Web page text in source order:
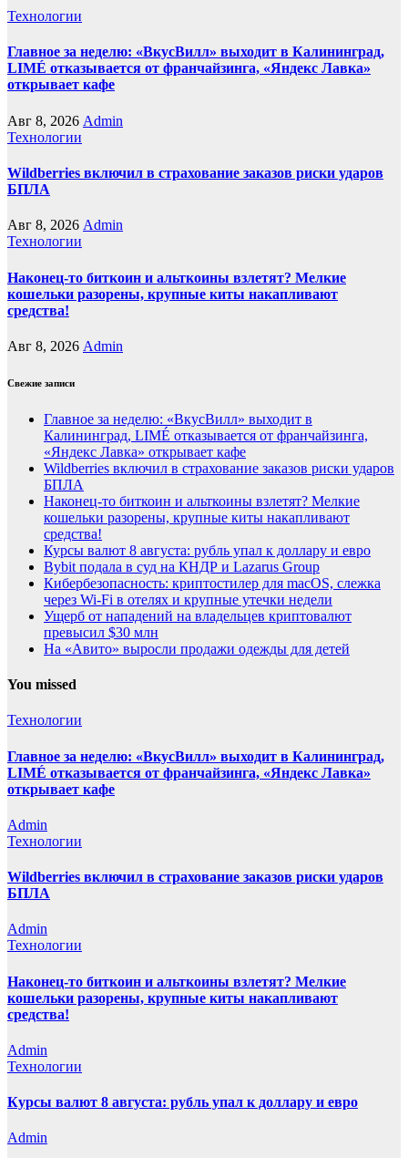
Технологии
Главное за неделю: «ВкусВилл» выходит в Калининград,
LIMÉ отказывается от франчайзинга, «Яндекс Лавка»
открывает кафе
Авг 8, 2026 Admin
Технологии
Wildberries включил в страхование заказов риски ударов
БПЛА
Авг 8, 2026 Admin
Технологии
Наконец-то биткоин и альткоины взлетят? Мелкие
кошельки разорены, крупные киты накапливают
средства!
Авг 8, 2026 Admin
Свежие записи
Главное за неделю: «ВкусВилл» выходит в
Калининград, LIMÉ отказывается от франчайзинга,
«Яндекс Лавка» открывает кафе
Wildberries включил в страхование заказов риски ударов
БПЛА
Наконец-то биткоин и альткоины взлетят? Мелкие
кошельки разорены, крупные киты накапливают
средства!
Курсы валют 8 августа: рубль упал к доллару и евро
Bybit подала в суд на КНДР и Lazarus Group
Кибербезопасность: криптостилер для macOS, слежка
через Wi-Fi в отелях и крупные утечки недели
Ущерб от нападений на владельцев криптовалют
превысил $30 млн
На «Авито» выросли продажи одежды для детей
You missed
Технологии
Главное за неделю: «ВкусВилл» выходит в Калининград,
LIMÉ отказывается от франчайзинга, «Яндекс Лавка»
открывает кафе
Admin
Технологии
Wildberries включил в страхование заказов риски ударов
БПЛА
Admin
Технологии
Наконец-то биткоин и альткоины взлетят? Мелкие
кошельки разорены, крупные киты накапливают
средства!
Admin
Технологии
Курсы валют 8 августа: рубль упал к доллару и евро
Admin